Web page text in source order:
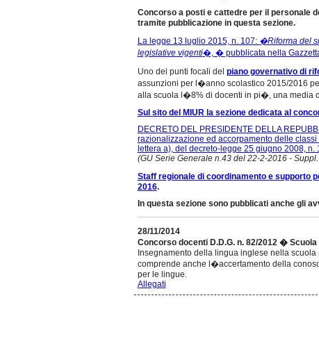
Concorso a posti e cattedre per il personale
tramite pubblicazione in questa sezione.
La legge 13 luglio 2015, n. 107: �Riforma del
legislative vigenti�, � pubblicata nella
Uno dei punti focali del piano governativo di
assunzioni per l�anno scolastico 2015/2016
alla scuola l�8% di docenti in pi�, una media
Sul sito del MIUR la sezione dedicata al
DECRETO DEL PRESIDENTE DELLA
razionalizzazione ed accorpamento delle
lettera a), del decreto-legge 25 giugno 2008,
(GU Serie Generale n.43 del 22-2-2016 -
Staff regionale di coordinamento e supporto
2016.
In questa sezione sono pubblicati anche gli
28/11/2014
Concorso docenti D.D.G. n. 82/2012 �
Insegnamento della lingua inglese nella
comprende anche l�accertamento della
per le lingue.
Allegati